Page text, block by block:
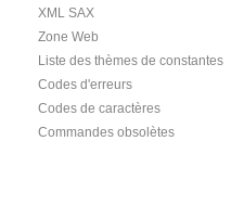
XML SAX
Zone Web
Liste des thèmes de constantes
Codes d'erreurs
Codes de caractères
Commandes obsolètes